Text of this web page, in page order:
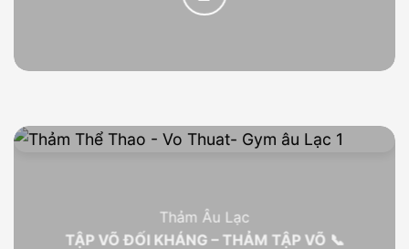
Thảm Âu Lạc
TẬP VÕ ĐỐI KHÁNG – THẢM TẬP VÕ 📞